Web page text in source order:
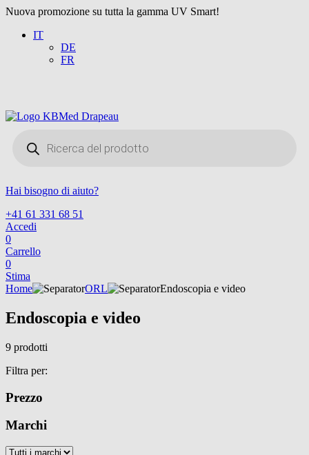
Nuova promozione su tutta la gamma UV Smart!
IT
DE
FR
search
Hai bisogno di aiuto?
+41 61 331 68 51
Accedi
0
Carrello
0
Stima
Home
ORL Endoscopia e video
Endoscopia e video
9 prodotti
Filtra per:
Prezzo
Marchi